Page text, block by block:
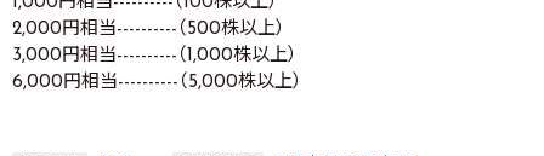
2,000円相当----------（500株以上）
3,000円相当----------（1,000株以上）
6,000円相当----------（5,000株以上）